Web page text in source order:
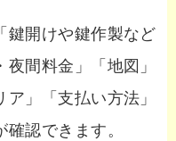
鍵開けや鍵作製など
間料金」「地図」
ア」「支払い方法」
確認できます。